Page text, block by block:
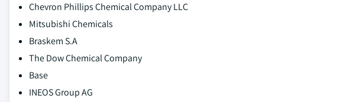
Chevron Phillips Chemical Company LLC
Mitsubishi Chemicals
Braskem S.A
The Dow Chemical Company
Base
INEOS Group AG